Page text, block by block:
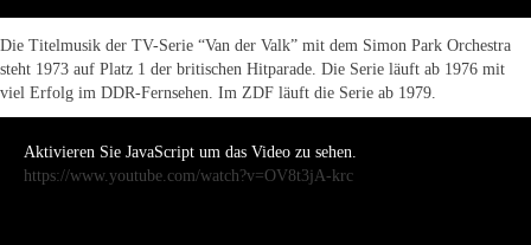
Die Titelmusik der TV-Serie “Van der Valk” mit dem Simon Park Orchestra
steht 1973 auf Platz 1 der britischen Hitparade. Die Serie läuft ab 1976 mit
viel Erfolg im DDR-Fernsehen. Im ZDF läuft die Serie ab 1979.
Aktivieren Sie JavaScript um das Video zu sehen.
https://www.youtube.com/watch?v=OV8t3jA-krc